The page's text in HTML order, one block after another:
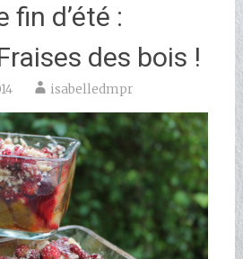
fin d’été :
des bois !
isabelledmpr